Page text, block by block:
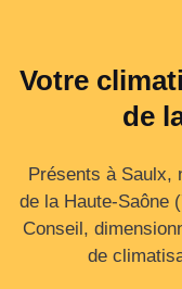
Votre
de
Présents à Saulx,
de la Haute‑Saône
Conseil,
de